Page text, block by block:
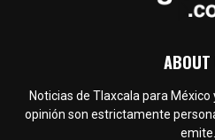
ABOUT
Noticias de Tlaxcala para México
opinión son estrictamente
emite.